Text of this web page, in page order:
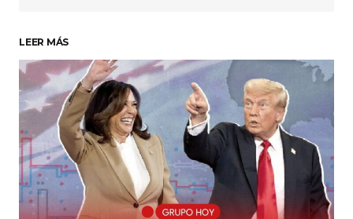
Su nombre*
Tu correo electrónico
Guardar mi nombre, correo electrónico y sitio
web en este navegador para la próxima vez que
haga un comentario.
LEER MÁS